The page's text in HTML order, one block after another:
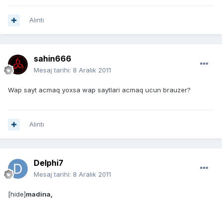
Alıntı
sahin666
Mesaj tarihi: 8 Aralık 2011
Wap sayt acmaq yoxsa wap saytlari acmaq ucun brauzer?
Alıntı
Delphi7
Mesaj tarihi: 8 Aralık 2011
[hide]madina,